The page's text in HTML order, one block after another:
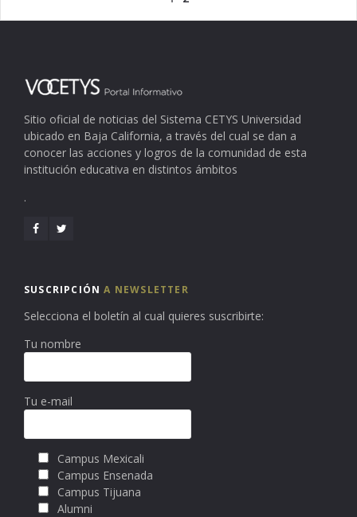
Sitio oficial de noticias del Sistema CETYS Universidad
ubicado en Baja California, a través del cual se dan a
conocer las acciones y logros de la comunidad de esta
institución educativa en distintos ámbitos
.
SUSCRIPCIÓNA NEWSLETTER
Selecciona el boletín al cual quieres suscribirte:
Tu nombre
Tu e-mail
Campus Mexicali
Campus Ensenada
Campus Tijuana
Alumni